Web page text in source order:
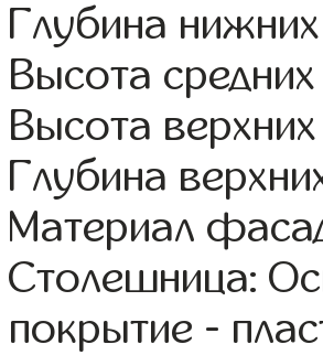
Глубина
Высота
Высота
Глубина
Материал
Столешница:
покрытие -